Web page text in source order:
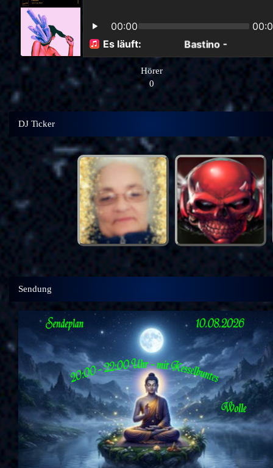
Hörer
0
DJ Ticker
Sendung